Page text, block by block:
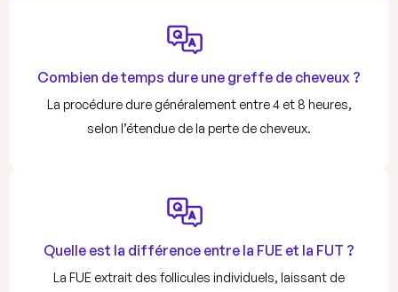
Combien de temps dure une greffe de cheveux ?
La procédure dure généralement entre 4 et 8 heures,
selon l’étendue de la perte de cheveux.
Quelle est la différence entre la FUE et la FUT ?
La FUE extrait des follicules individuels, laissant de